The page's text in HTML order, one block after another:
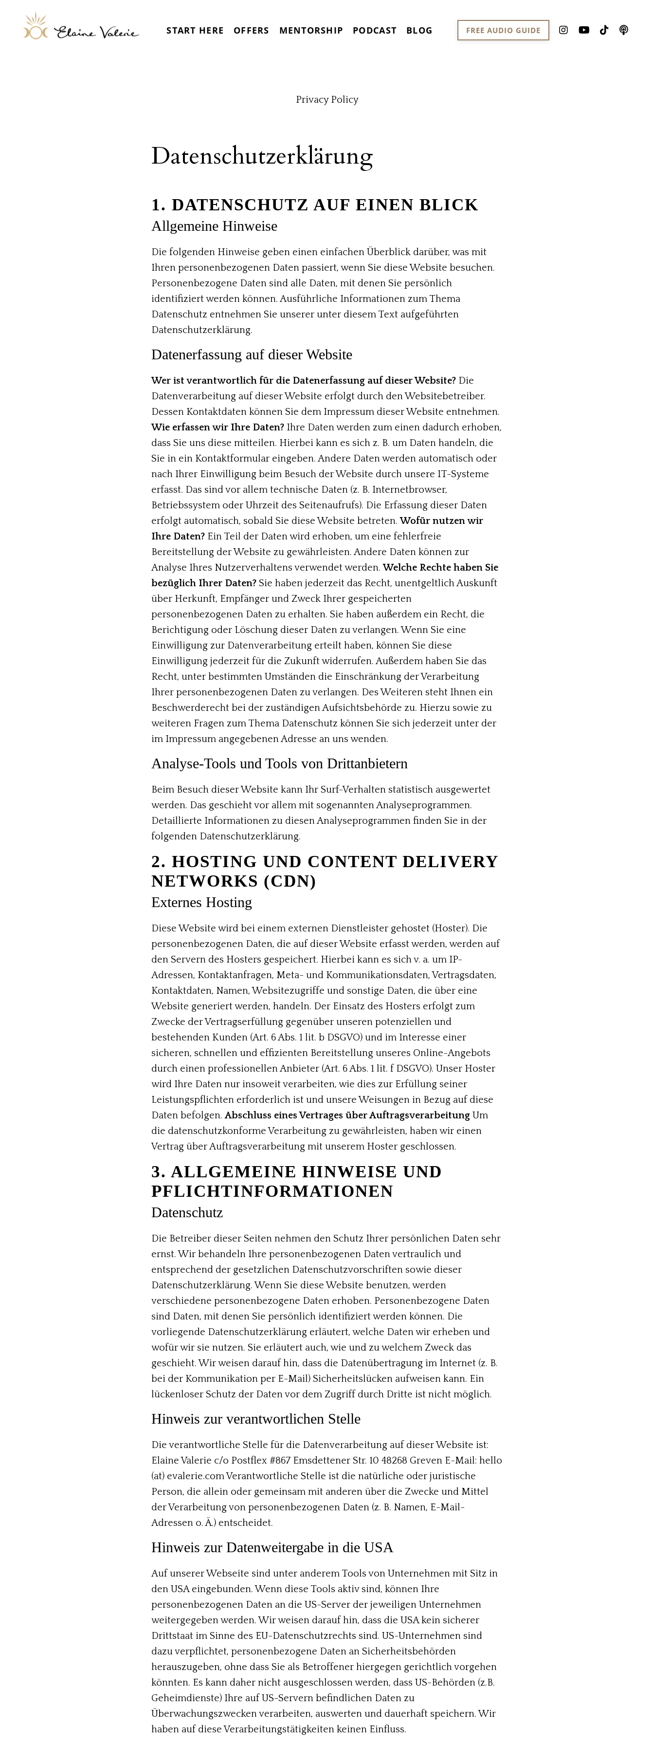
START HERE OFFERS MENTORSHIP PODCAST BLOG FREE AUDIO GUIDE
Privacy Policy
Datenschutz­erklärung
1. DATENSCHUTZ AUF EINEN BLICK
Allgemeine Hinweise
Die folgenden Hinweise geben einen einfachen Überblick darüber, was mit
Ihren personenbezogenen Daten passiert, wenn Sie diese Website besuchen.
Personenbezogene Daten sind alle Daten, mit denen Sie persönlich
identifiziert werden können. Ausführliche Informationen zum Thema
Datenschutz entnehmen Sie unserer unter diesem Text aufgeführten
Datenschutzerklärung.
Datenerfassung auf dieser Website
Wer ist verantwortlich für die Datenerfassung auf dieser Website?Die
Datenverarbeitung auf dieser Website erfolgt durch den Websitebetreiber.
Dessen Kontaktdaten können Sie dem Impressum dieser Website entnehmen.
Wie erfassen wir Ihre Daten?Ihre Daten werden zum einen dadurch erhoben,
dass Sie uns diese mitteilen. Hierbei kann es sich z. B. um Daten handeln, die
Sie in ein Kontaktformular eingeben. Andere Daten werden automatisch oder
nach Ihrer Einwilligung beim Besuch der Website durch unsere IT-Systeme
erfasst. Das sind vor allem technische Daten (z. B. Internetbrowser,
Betriebssystem oder Uhrzeit des Seitenaufrufs). Die Erfassung dieser Daten
erfolgt automatisch, sobald Sie diese Website betreten.Wofür nutzen wir
Ihre Daten?Ein Teil der Daten wird erhoben, um eine fehlerfreie
Bereitstellung der Website zu gewährleisten. Andere Daten können zur
Analyse Ihres Nutzerverhaltens verwendet werden.Welche Rechte haben Sie
bezüglich Ihrer Daten?Sie haben jederzeit das Recht, unentgeltlich Auskunft
über Herkunft, Empfänger und Zweck Ihrer gespeicherten
personenbezogenen Daten zu erhalten. Sie haben außerdem ein Recht, die
Berichtigung oder Löschung dieser Daten zu verlangen. Wenn Sie eine
Einwilligung zur Datenverarbeitung erteilt haben, können Sie diese
Einwilligung jederzeit für die Zukunft widerrufen. Außerdem haben Sie das
Recht, unter bestimmten Umständen die Einschränkung der Verarbeitung
Ihrer personenbezogenen Daten zu verlangen. Des Weiteren steht Ihnen ein
Beschwerderecht bei der zuständigen Aufsichtsbehörde zu. Hierzu sowie zu
weiteren Fragen zum Thema Datenschutz können Sie sich jederzeit unter der
im Impressum angegebenen Adresse an uns wenden.
Analyse-Tools und Tools von Dritt­anbietern
Beim Besuch dieser Website kann Ihr Surf-Verhalten statistisch ausgewertet
werden. Das geschieht vor allem mit sogenannten Analyseprogrammen.
Detaillierte Informationen zu diesen Analyseprogrammen finden Sie in der
folgenden Datenschutzerklärung.
2. HOSTING UND CONTENT DELIVERY
NETWORKS (CDN)
Externes Hosting
Diese Website wird bei einem externen Dienstleister gehostet (Hoster). Die
personenbezogenen Daten, die auf dieser Website erfasst werden, werden auf
den Servern des Hosters gespeichert. Hierbei kann es sich v. a. um IP-
Adressen, Kontaktanfragen, Meta- und Kommunikationsdaten, Vertragsdaten,
Kontaktdaten, Namen, Websitezugriffe und sonstige Daten, die über eine
Website generiert werden, handeln. Der Einsatz des Hosters erfolgt zum
Zwecke der Vertragserfüllung gegenüber unseren potenziellen und
bestehenden Kunden (Art. 6 Abs. 1 lit. b DSGVO) und im Interesse einer
sicheren, schnellen und effizienten Bereitstellung unseres Online-Angebots
durch einen professionellen Anbieter (Art. 6 Abs. 1 lit. f DSGVO). Unser Hoster
wird Ihre Daten nur insoweit verarbeiten, wie dies zur Erfüllung seiner
Leistungspflichten erforderlich ist und unsere Weisungen in Bezug auf diese
Daten befolgen.Abschluss eines Vertrages über AuftragsverarbeitungUm
die datenschutzkonforme Verarbeitung zu gewährleisten, haben wir einen
Vertrag über Auftragsverarbeitung mit unserem Hoster geschlossen.
3. ALLGEMEINE HINWEISE UND
PFLICHT­INFORMATIONEN
Datenschutz
Die Betreiber dieser Seiten nehmen den Schutz Ihrer persönlichen Daten sehr
ernst. Wir behandeln Ihre personenbezogenen Daten vertraulich und
entsprechend der gesetzlichen Datenschutzvorschriften sowie dieser
Datenschutzerklärung. Wenn Sie diese Website benutzen, werden
verschiedene personenbezogene Daten erhoben. Personenbezogene Daten
sind Daten, mit denen Sie persönlich identifiziert werden können. Die
vorliegende Datenschutzerklärung erläutert, welche Daten wir erheben und
wofür wir sie nutzen. Sie erläutert auch, wie und zu welchem Zweck das
geschieht. Wir weisen darauf hin, dass die Datenübertragung im Internet (z. B.
bei der Kommunikation per E-Mail) Sicherheitslücken aufweisen kann. Ein
lückenloser Schutz der Daten vor dem Zugriff durch Dritte ist nicht möglich.
Hinweis zur verantwortlichen Stelle
Die verantwortliche Stelle für die Datenverarbeitung auf dieser Website ist:
Elaine Valerie c/o Postflex #867 Emsdettener Str. 10 48268 Greven E-Mail: hello
(at) evalerie.com Verantwortliche Stelle ist die natürliche oder juristische
Person, die allein oder gemeinsam mit anderen über die Zwecke und Mittel
der Verarbeitung von personenbezogenen Daten (z. B. Namen, E-Mail-
Adressen o. Ä.) entscheidet.
Hinweis zur Datenweitergabe in die USA
Auf unserer Webseite sind unter anderem Tools von Unternehmen mit Sitz in
den USA eingebunden. Wenn diese Tools aktiv sind, können Ihre
personenbezogenen Daten an die US-Server der jeweiligen Unternehmen
weitergegeben werden. Wir weisen darauf hin, dass die USA kein sicherer
Drittstaat im Sinne des EU-Datenschutzrechts sind. US-Unternehmen sind
dazu verpflichtet, personenbezogene Daten an Sicherheitsbehörden
herauszugeben, ohne dass Sie als Betroffener hiergegen gerichtlich vorgehen
könnten. Es kann daher nicht ausgeschlossen werden, dass US-Behörden (z.B.
Geheimdienste) Ihre auf US-Servern befindlichen Daten zu
Überwachungszwecken verarbeiten, auswerten und dauerhaft speichern. Wir
haben auf diese Verarbeitungstätigkeiten keinen Einfluss.